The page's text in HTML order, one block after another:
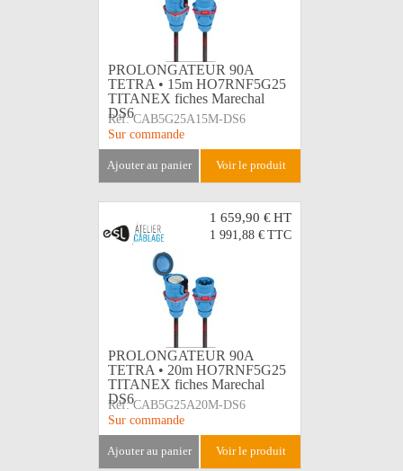
PROLONGATEUR 90A
TETRA • 15m HO7RNF5G25
TITANEX fiches Marechal
DS6
Réf: CAB5G25A15M-DS6
Sur commande
ajouter au panier voir le produit
1 659,90 €HT
1 991,88 € TTC
PROLONGATEUR 90A
TETRA • 20m HO7RNF5G25
TITANEX fiches Marechal
DS6
Réf: CAB5G25A20M-DS6
Sur commande
ajouter au panier voir le produit